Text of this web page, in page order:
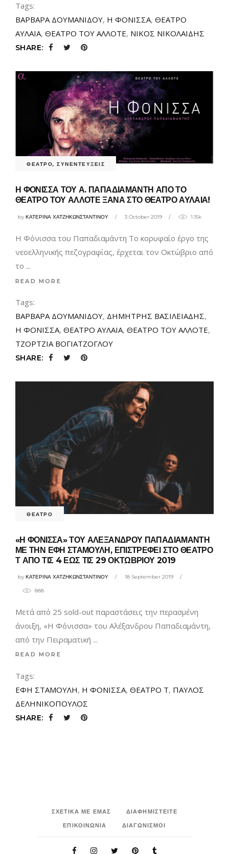
Tags:
ΒΑΡΒΑΡΑ ΔΟΥΜΑΝΙΔΟΥ, Η ΦΟΝΙΣΣΑ, ΘΕΑΤΡΟ
ΑΥΛΑΙΑ, ΘΕΑΤΡΟ ΤΟΥ ΑΛΛΟΤΕ, ΝΙΚΟΣ ΝΙΚΟΛΑΙΔΗΣ
SHARE:
ΘΕΑΤΡΟ, ΣΥΝΕΝΤΕΥΞΕΙΣ
Η ΦΟΝΙΣΣΑ ΤΟΥ Α. ΠΑΠΑΔΙΑΜΑΝΤΗ ΑΠΟ ΤΟ
ΘΕΑΤΡΟ ΤΟΥ ΑΛΛΟΤΕ ΞΑΝΑ ΣΤΟ ΘΕΑΤΡΟ ΑΥΛΑΙΑ!
byΚΑΤΕΡΙΝΑ ΧΑΤΖΗΚΩΝΣΤΑΝΤΙΝΟΥ 3 October 2019 1.15k
Η Φόνισσα του Παπαδιαμάντη Το κορυφαίο έργο της
νεοελληνικής πεζογραφίας, έρχεται τον Oκτώβριο από
το
READ MORE
Tags:
ΒΑΡΒΑΡΑ ΔΟΥΜΑΝΙΔΟΥ, ΔΗΜΗΤΡΗΣ ΒΑΣΙΛΕΙΑΔΗΣ,
Η ΦΟΝΙΣΣΑ, ΘΕΑΤΡΟ ΑΥΛΑΙΑ, ΘΕΑΤΡΟ ΤΟΥ ΑΛΛΟΤΕ,
ΤΖΟΡΤΖΙΑ ΒΟΓΙΑΤΖΟΓΛΟΥ
SHARE:
ΘΕΑΤΡΟ
«Η ΦΟΝΙΣΣΑ» ΤΟΥ ΑΛΕΞΑΝΔΡΟΥ ΠΑΠΑΔΙΑΜΑΝΤΗ
ΜΕ ΤΗΝ ΕΦΗ ΣΤΑΜΟΥΛΗ, ΕΠΙΣΤΡΕΦΕΙ ΣΤΟ ΘΕΑΤΡΟ
Τ ΑΠΟ ΤΙΣ 4 ΕΩΣ ΤΙΣ 29 ΟΚΤΩΒΡΙΟΥ 2019
byΚΑΤΕΡΙΝΑ ΧΑΤΖΗΚΩΝΣΤΑΝΤΙΝΟΥ 18 September 2019
888
Μετά από 25 sold-out παραστάσεις την περασμένη
άνοιξη, «Η Φόνισσα» του Αλέξανδρου Παπαδιαμάντη,
από την Πειραματική
READ MORE
Tags:
ΕΦΗ ΣΤΑΜΟΥΛΗ, Η ΦΟΝΙΣΣΑ, ΘΕΑΤΡΟ Τ, ΠΑΥΛΟΣ
ΔΕΛΗΝΙΚΟΠΟΥΛΟΣ
SHARE:
ΣΧΕΤΙΚΑ ΜΕ ΕΜΑΣ
ΔΙΑΦΗΜΙΣΤΕΙΤΕ
ΕΠΙΚΟΙΝΩΝΙΑ
ΔΙΑΓΩΝΙΣΜΟΙ